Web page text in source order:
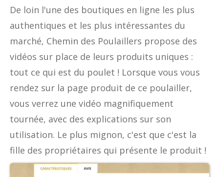
De loin l'une des boutiques en ligne les plus
authentiques et les plus intéressantes du
marché, Chemin des Poulaillers propose des
vidéos sur place de leurs produits uniques :
tout ce qui est du poulet ! Lorsque vous vous
rendez sur la page produit de ce poulailler,
vous verrez une vidéo magnifiquement
tournée, avec des explications sur son
utilisation. Le plus mignon, c'est que c'est la
fille des propriétaires qui présente le produit !